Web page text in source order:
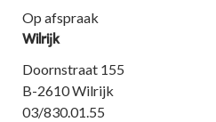
Op afspraak
Wilrijk
Doornstraat 155
B-2610 Wilrijk
03/830.01.55